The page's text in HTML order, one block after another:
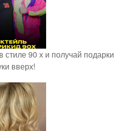
90 х и получай подарки
вверх!